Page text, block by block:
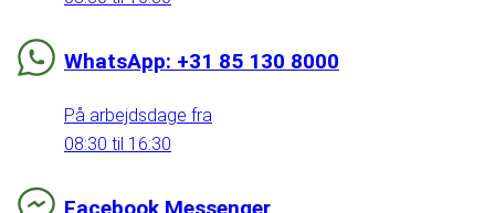
WhatsApp: +31 85 130 8000
På arbejdsdage fra
08:30 til 16:30